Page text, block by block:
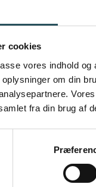
cookies
vores indhold
om din
fra din brug af
trækker
og
for
til
i